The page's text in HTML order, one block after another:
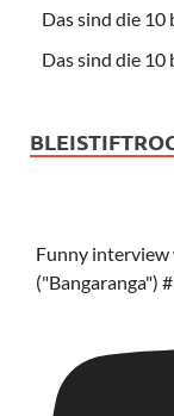
Das sind die 10
Das sind die 10
Funny
("Bangaranga")